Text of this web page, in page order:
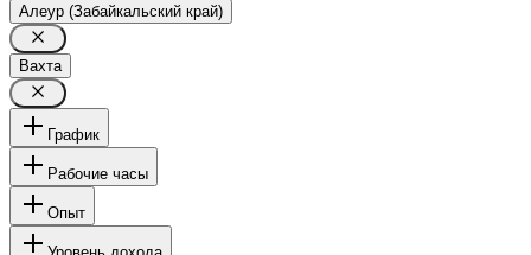
Алеур (Забайкальский край)
Вахта
График
Рабочие часы
Опыт